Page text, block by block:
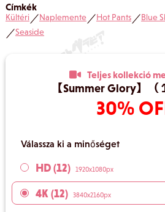
Címkék
Kültéri／Naplemente／Hot Pants／Blue
／Seaside
Teljes kollekció
【Summer Glory】
30%
Válassza ki a minőséget
HD (12) 1920x1080px
4K (12) 3840x2160px